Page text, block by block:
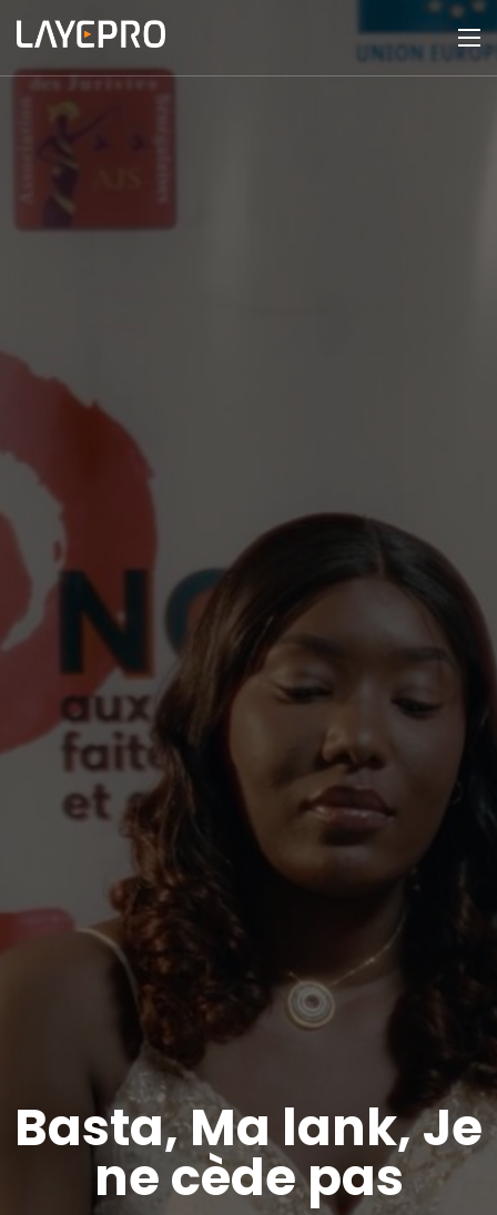
Basta, Ma lank, Je
ne cède pas